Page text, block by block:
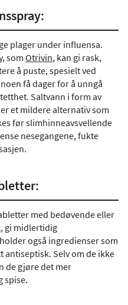
plager under influensa.
som Otrivin, kan gi rask,
å puste, spesielt ved
få dager for å unngå
Saltvann i form av
er et mildere alternativ som
før slimhinneavsvellende
nesegangene, fukte
med bedøvende eller
, gi midlertidig
også ingredienser som
antiseptisk. Selv om de ikke
de gjøre det mer
spise.